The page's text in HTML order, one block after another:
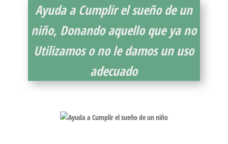
Ayuda a Cumplir el sueño de un
niño, Donando aquello que ya no
Utilizamos o no le damos un uso
adecuado